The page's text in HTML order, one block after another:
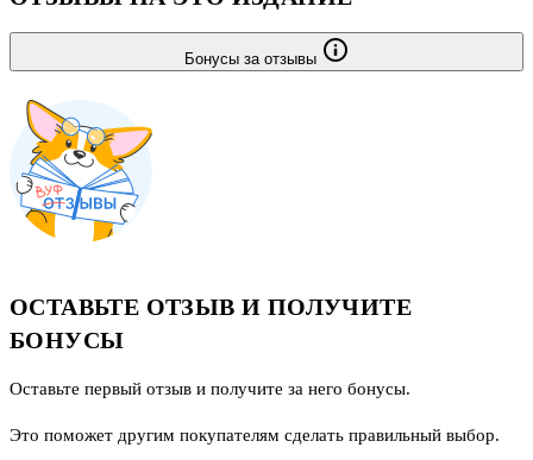
Бонусы за отзывы
ОСТАВЬТЕ ОТЗЫВ И ПОЛУЧИТЕ
БОНУСЫ
Оставьте первый отзыв и получите за него бонусы.
Это поможет другим покупателям сделать правильный выбор.